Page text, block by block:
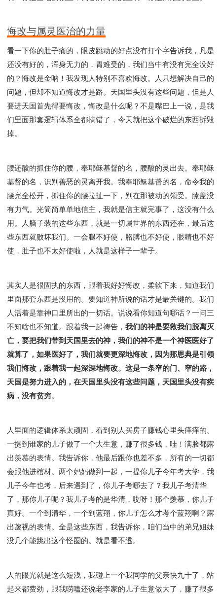
悔改与属灵医治的力量
看一下你的肚子痛的，眼皮跳动的好点没有打个字告诉我，凡是
还没有好的，浑身无力的，胃难受的，我们当中有没有完全没好
的？悔改是金呐！我发现人特别不喜欢悔改。人只想解决自己的
问题，但却不知道悔改才是路。天国里头没有这些问题，但是人
要进天国首先得要悔改，悔改是什么呢？不是嘴巴上一说，是我
们里面那套逻辑体系全都搞错了，今天就把这个破烂的东西拆毁
掉。
腰还酸的抓住你的腰，奉耶稣基督的名，腰酸的灵出去。奉耶稣
基督的名，识别善恶的灵离开我。我奉耶稣基督的名，命令我的
腰完全松开，抓住你的腰拉扯一下，别在那被动的领受。膝盖没
有力气。光简简单单地信主，我就是信主就完事了，这没有什么
用。人脑子装的这些东西，就是一切属世界的东西还在，最后这
些东西就败坏我们。一会腿不好使，胳膊也不好使，眼睛也不好
使，肚子也不太好使啦，人就是这样子一辈子。
其实人是很固执的东西，跟着我好好悔改，柔软下来，知道我们
里面那套东西是没用的。要知道神所说的话才是最关键的。我们
人活着是靠神口里所出的一切话。说说看你知道句哪话？一问三
不知啥也不知道。跟着我一起祷告， 我们的神是要救我们脱离灭
亡，要把我们带到天国里去的神，我们的神不是一个神医医好了
就算了，如果医好了，我们就要更深地悔改，因为那恩典是引领
我们悔改，跟着我一起深深地悔改。这是一条窄的门、窄的路，
天国是努力进入的，在天国里头没有这些问题，天国里头没有疾
病，没有贫穷。
人里面的逻辑体系太顽固，看到别人买房子赚钱心里头痒痒的。
一提到谁家的儿子做了一个大生意，赚了很多钱，哇！满脸都露
出羡慕的表情。我告诉你，他最后跟你也差不多，所有的一切都
会跟他进棺材。两个妈妈做到一起，一提你儿子今年考大学，我
儿子今年也考，后来遇到了，你儿子考哪去了？我儿子考清华
了，那你儿子呢？我儿子考的是华清，哎呀！那个羡慕，你儿子
真好。一个到清华，一个到蓝翔，你儿子怎么才考个蓝翔啊？露
出蔑视的表情。全是这些东西，我告诉你，咱们当中的弟兄姐妹
没几个能跳出这个怪圈的。就是看不透。
人的眼光就是这么短浅，我碰上一个我同学的父亲快九十了，站
起来都费劲，跟我唠嗑还说老李家的儿子生意做大了，赚了很多